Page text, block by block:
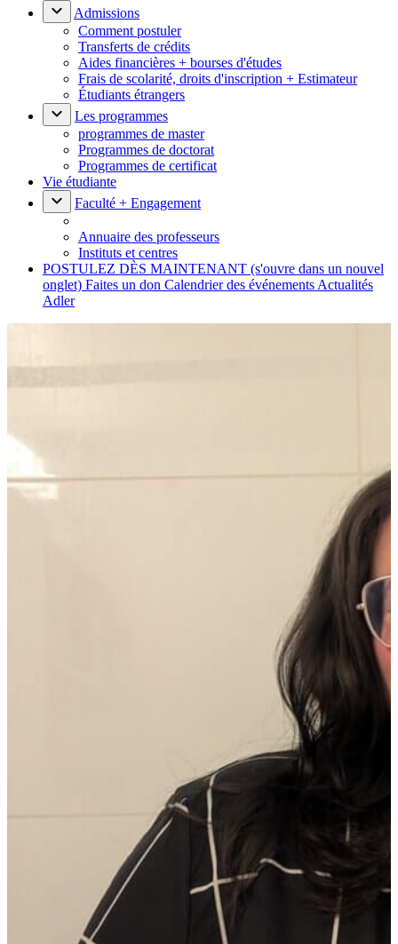
Admissions
Comment postuler
Transferts de crédits
Aides financières + bourses d'études
Frais de scolarité, droits d'inscription + Estimateur
Étudiants étrangers
Les programmes
programmes de master
Programmes de doctorat
Programmes de certificat
Vie étudiante
Faculté + Engagement
Annuaire des professeurs
Instituts et centres
POSTULEZ DÈS MAINTENANT (s'ouvre dans un nouvel
onglet) Faites un don Calendrier des événements Actualités
Adler